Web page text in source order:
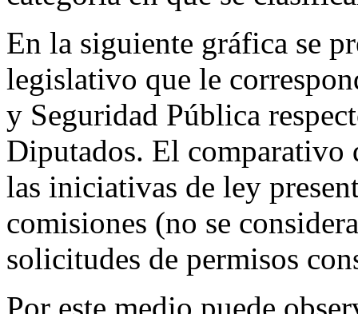
En la siguiente gráfica se
legislativo que le
y Seguridad Pública
Diputados. El comparativo
las iniciativas de ley
comisiones (no se
solicitudes de permisos